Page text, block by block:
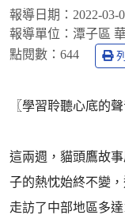
報導日期： 2022-03-
報導單位： 潭子區
點閱數： 644
〖學習聆聽心底的
這兩週，貓頭鷹故
子的熱忱始終不變
走訪了中部地區多